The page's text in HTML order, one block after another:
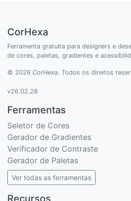
CorHexa
Ferramenta gratuita para designers e
de cores, paletas, gradientes e
© 2026 CorHexa. Todos os direitos
v26.02.28
Ferramentas
Seletor de Cores
Gerador de Gradientes
Verificador de Contraste
Gerador de Paletas
Ver todas as ferramentas
Recursos